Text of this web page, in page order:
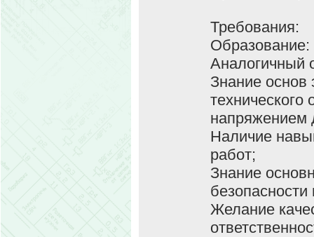
Требования:
Образование:
Аналогичный
Знание основ
Наличие
работ;
Знание
Желание